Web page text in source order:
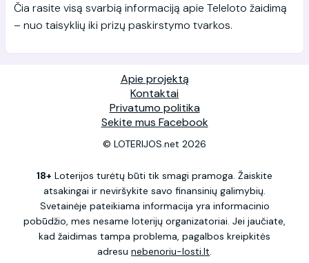
Čia rasite visą svarbią informaciją apie Teleloto žaidimą
– nuo taisyklių iki prizų paskirstymo tvarkos.
Apie projektą
Kontaktai
Privatumo politika
Sekite mus Facebook
© LOTERIJOS.net 2026
18+ Loterijos turėtų būti tik smagi pramoga. Žaiskite
atsakingai ir neviršykite savo finansinių galimybių.
Svetainėje pateikiama informacija yra informacinio
pobūdžio, mes nesame loterijų organizatoriai. Jei jaučiate,
kad žaidimas tampa problema, pagalbos kreipkitės
adresu nebenoriu-losti.lt.